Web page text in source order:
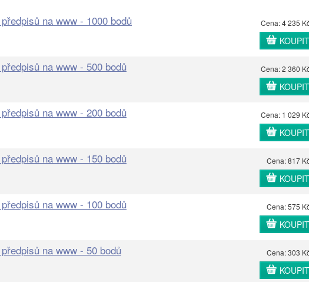
na www - 1000 bodů Cena: 4 235
KOUPIT
na www - 500 bodů Cena: 2 360
KOUPIT
na www - 200 bodů Cena: 1 029
KOUPIT
na www - 150 bodů Cena: 817
KOUPIT
na www - 100 bodů Cena: 575
KOUPIT
na www - 50 bodů Cena: 303
KOUPIT